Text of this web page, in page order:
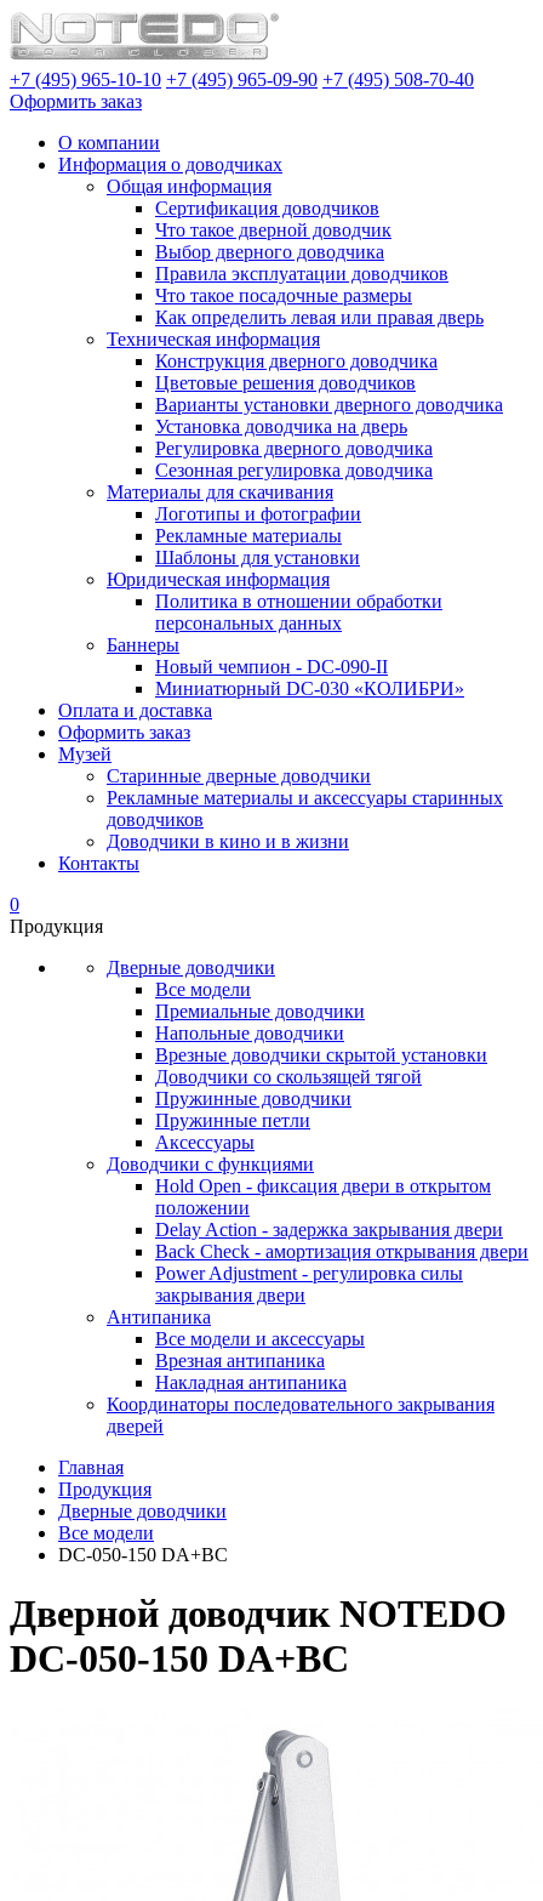
+7 (495) 965-10-10 +7 (495) 965-09-90 +7 (495) 508-70-40
Оформить заказ
О компании
Информация о доводчиках
Общая информация
Сертификация доводчиков
Что такое дверной доводчик
Выбор дверного доводчика
Правила эксплуатации доводчиков
Что такое посадочные размеры
Как определить левая или правая дверь
Техническая информация
Конструкция дверного доводчика
Цветовые решения доводчиков
Варианты установки дверного доводчика
Установка доводчика на дверь
Регулировка дверного доводчика
Сезонная регулировка доводчика
Материалы для скачивания
Логотипы и фотографии
Рекламные материалы
Шаблоны для установки
Юридическая информация
Политика в отношении обработки
персональных данных
Баннеры
Новый чемпион - DC-090-II
Миниатюрный DC-030 «КОЛИБРИ»
Оплата и доставка
Оформить заказ
Музей
Старинные дверные доводчики
Рекламные материалы и аксессуары старинных
доводчиков
Доводчики в кино и в жизни
Контакты
0
Продукция
Дверные доводчики
Все модели
Премиальные доводчики
Напольные доводчики
Врезные доводчики скрытой установки
Доводчики со скользящей тягой
Пружинные доводчики
Пружинные петли
Аксессуары
Доводчики с функциями
Hold Open - фиксация двери в открытом
положении
Delay Action - задержка закрывания двери
Back Check - амортизация открывания двери
Power Adjustment - регулировка силы
закрывания двери
Антипаника
Все модели и аксессуары
Врезная антипаника
Накладная антипаника
Координаторы последовательного закрывания
дверей
Главная
Продукция
Дверные доводчики
Все модели
DC-050-150 DA+BC
Дверной доводчик NOTEDO
DC-050-150 DA+BC